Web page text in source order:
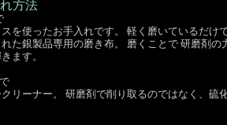
方法
を使ったお手入れです。 軽く磨いているだけ
た銀製品専用の磨き布。 磨くことで 研磨剤の
ます。
リーナー。 研磨剤で削り取るのではなく、硫